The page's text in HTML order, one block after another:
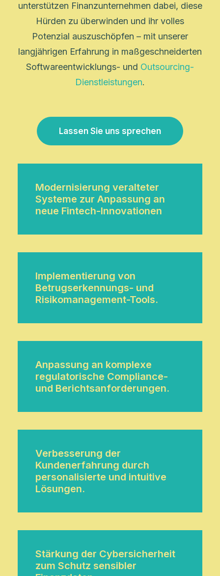
unterstützen Finanzunternehmen dabei, diese
Hürden zu überwinden und ihr volles
Potenzial auszuschöpfen – mit unserer
langjährigen Erfahrung in maßgeschneiderten
Softwareentwicklungs- und Outsourcing-
Dienstleistungen.
Lassen Sie uns sprechen
Modernisierung veralteter
Systeme zur Anpassung an
neue Fintech-Innovationen
Implementierung von
Betrugserkennungs- und
Risikomanagement-Tools.
Anpassung an komplexe
regulatorische Compliance-
und Berichtsanforderungen.
Verbesserung der
Kundenerfahrung durch
personalisierte und intuitive
Lösungen.
Stärkung der Cybersicherheit
zum Schutz sensibler